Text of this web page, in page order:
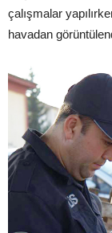
çalışmalar
havadan